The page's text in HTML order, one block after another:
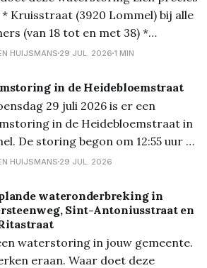
(van 18 tot en met 38) *
(3920 Lommel) bij alle
(3920 Lommel) bij oneven
(van 14 tot en met 17). Ten
op 29 juli om 15.
HUIJSMANS 29 JUL. 2026 1 MIN
in de Heidebloemstraat
29 juli 2026 is er een
in de Heidebloemstraat in
De storing begon om 12:55 uur en
uur opgelost * Getroffen
klanten: minder dan 20 *
verwittigd: nee *
Het gaat om een
storing.
HUIJSMANS 29 JUL. 2026
wateronderbreking in
Sint-Antoniusstraat en
waterstoring in jouw gemeente.
eraan. Waar doet deze